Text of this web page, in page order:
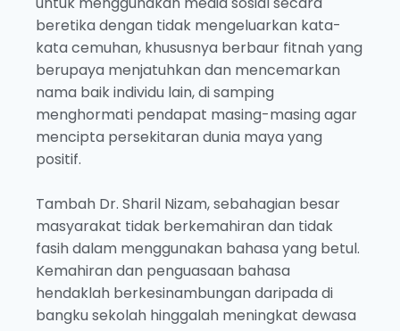
beretika dengan tidak mengeluarkan kata-
kata cemuhan, khususnya berbaur fitnah yang
berupaya menjatuhkan dan mencemarkan
nama baik individu lain, di samping
menghormati pendapat masing-masing agar
mencipta persekitaran dunia maya yang
positif.
Tambah Dr. Sharil Nizam, sebahagian besar
masyarakat tidak berkemahiran dan tidak
fasih dalam menggunakan bahasa yang betul.
Kemahiran dan penguasaan bahasa
hendaklah berkesinambungan daripada di
bangku sekolah hinggalah meningkat dewasa